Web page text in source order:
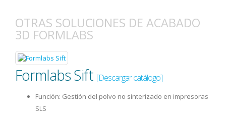
OTRAS SOLUCIONES DE ACABADO
3D FORMLABS
Formlabs Sift [Descargar catálogo]
Función: Gestión del polvo no sinterizado en impresoras
SLS